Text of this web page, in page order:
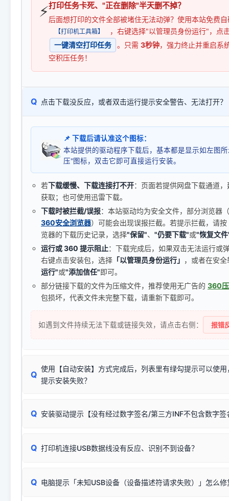
⚡打印任务卡死、"正在删除"半天删不掉？
后面想打印的文件全部被堵住无法动弹？使用本站免费
【打印机工具箱】
，右键选择"以管理员身份运行"，点
一键清空打印任务
。只需 3秒钟，强力终止并重启系
空积压任务！
Q 点击下载没反应，或者双击运行提示安全警告、无法打开？
📌 下载后请认准这个图标：
本站提供的驱动程序下载后，基本都是显示如左图
压"图标，双击它即可直接运行安装。
若下载缓慢、下载连接打不开：页面若提供网盘下载通道
获取；也可使用迅雷下载。
下载时被拦截/误报：本站驱动均为安全文件，部分浏览器
360安全浏览器）可能会出现误报拦截。若提示拦截，请按
览器的下载历史记录，选择"保留"、 "仍要下载"或"恢复文
运行或 360 提示阻止：下载完成后，如果双击无法运行或
右键点击安装包，选择 「以管理员身份运行」 ，或者在安
运行"或"添加信任"即可。
部分链接下载的文件为压缩文件，推荐使用无广告的 360
包损坏，代表文件未完整下载，请重新下载即可。
如遇到文件持续无法下载或链接失效，请点击右侧： 报错
Q
使用【自动安装】方式完成后，列表里有绿勾提示可以使
提示安装失败？
由于本站驱动包集成了32位和64位驱动，自动安装程序在运
✔ 可以使用了
：代表与您当
（被自动跳过），并不影响正
Q 安装驱动提示【没有经过数字签名/第三方INF不包含数字
往往会弹出此类提示。
系统（如 Win10/Win11 最新版）已彻底不再识别老旧驱
致安装失败。请尝试以下方案：
Q 打印机连接USB数据线没有反应、识别不到设备？
首先确认打印机电源已开启，USB数据线两端已完全插紧；
Q 电脑提示「未知USB设备（设备描述符请求失败）」怎么修